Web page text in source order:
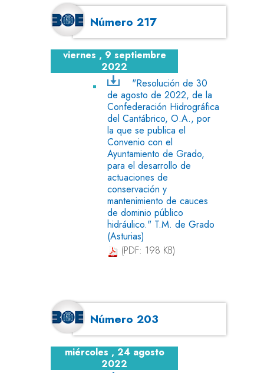
Número 217
viernes , 9 septiembre
2022
"Resolución de 30
de agosto de 2022, de la
Confederación Hidrográfica
del Cantábrico, O.A., por
la que se publica el
Convenio con el
Ayuntamiento de Grado,
para el desarrollo de
actuaciones de
conservación y
mantenimiento de cauces
de dominio público
hidráulico." T.M. de Grado
(Asturias)
(PDF: 198 KB)
Número 203
miércoles , 24 agosto
2022